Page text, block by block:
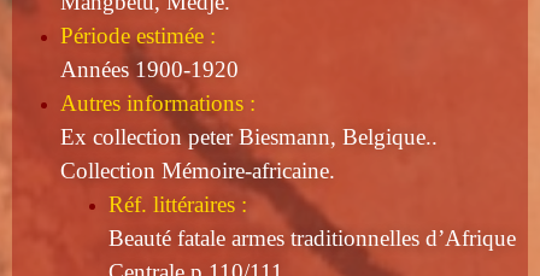
Période estimée :
Années 1900-1920
Autres informations :
Ex collection peter Biesmann, Belgique..
Collection Mémoire-africaine.
Réf. littéraires :
Beauté fatale armes traditionnelles d’Afrique